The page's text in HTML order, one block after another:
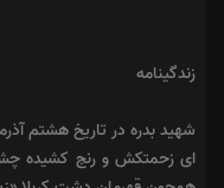
زندگینامه
ای زحمتکش و رنج کشیده